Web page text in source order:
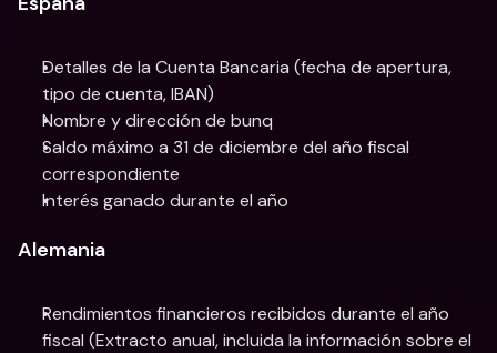
Detalles de la Cuenta Bancaria (fecha de apertura,
tipo de cuenta, IBAN)
Nombre y dirección de bunq
Saldo máximo a 31 de diciembre del año fiscal
correspondiente
Interés ganado durante el año
Alemania
Rendimientos financieros recibidos durante el año
fiscal (Extracto anual, incluida la información sobre el